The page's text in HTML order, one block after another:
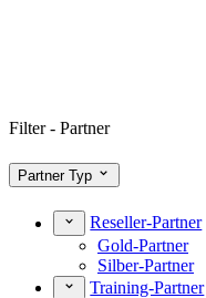
Filter - Partner
Partner Typ
Reseller-Partner
Gold-Partner
Silber-Partner
Training-Partner